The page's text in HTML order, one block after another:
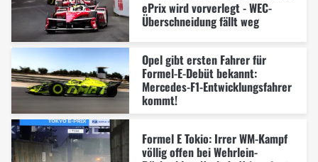
ePrix wird vorverlegt - WEC-
Überschneidung fällt weg
Opel gibt ersten Fahrer für
Formel-E-Debüt bekannt:
Mercedes-F1-Entwicklungsfahrer
kommt!
Formel E Tokio: Irrer WM-Kampf
völlig offen bei Wehrlein-